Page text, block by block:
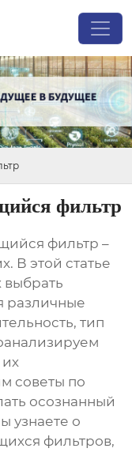
фильтр
фильтр –
В этой статье
различные
тип
советы по
осознанный
узнаете о
фильтров,